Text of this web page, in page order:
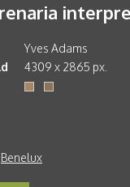
Yves Adams
4309 x 2865 px.
Benelux